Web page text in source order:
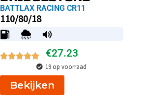
BATTLAX RACING CR11
110/80/18
€27.23
19 op voorraad
Bekijken